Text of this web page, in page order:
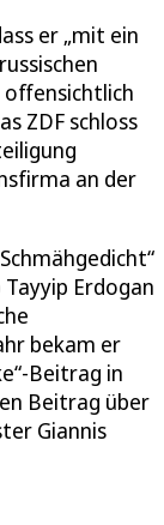
er „mit ein
offensichtlich
ZDF schloss
an der
Erdogan
bekam er
Beitrag in
Beitrag über
Giannis